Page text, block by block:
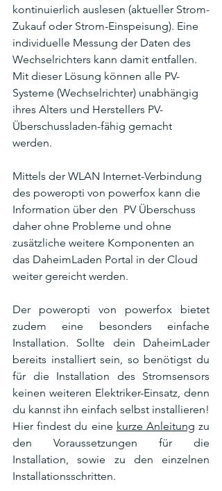
kontinuierlich auslesen (aktueller Strom-
Zukauf oder Strom-Einspeisung). Eine
individuelle Messung der Daten des
Wechselrichters kann damit entfallen.
Mit dieser Lösung können alle PV-
Systeme (Wechselrichter) unabhängig
ihres Alters und Herstellers PV-
Überschussladen-fähig gemacht
werden.
Mittels der WLAN Internet-Verbindung
des poweropti von powerfox kann die
Information über den  PV Überschuss
daher ohne Probleme und ohne
zusätzliche weitere Komponenten an
das DaheimLaden Portal in der Cloud
weiter gereicht werden.
Der poweropti von powerfox bietet
zudem eine besonders einfache
Installation. Sollte dein DaheimLader
bereits installiert sein, so benötigst du
für die Installation des Stromsensors
keinen weiteren Elektriker-Einsatz, denn
du kannst ihn einfach selbst installieren!
Hier findest du eine kurze Anleitung zu
den Voraussetzungen für die
Installation, sowie zu den einzelnen
Installationsschritten.